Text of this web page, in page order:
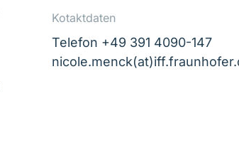
Kotaktdaten
Telefon +49 391 4090-147